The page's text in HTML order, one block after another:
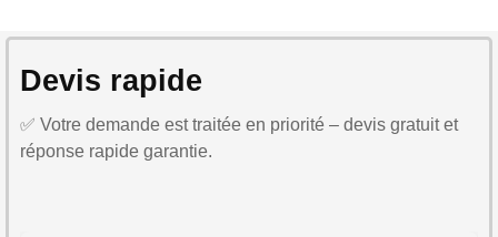
Devis rapide
✅ Votre demande est traitée en priorité – devis gratuit et
réponse rapide garantie.